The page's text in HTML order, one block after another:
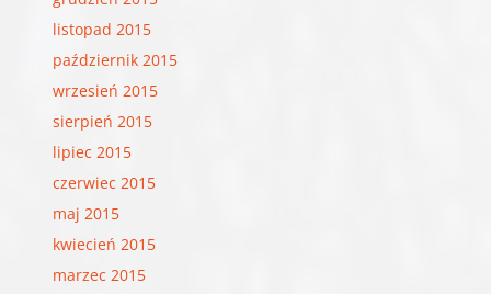
listopad 2015
październik 2015
wrzesień 2015
sierpień 2015
lipiec 2015
czerwiec 2015
maj 2015
kwiecień 2015
marzec 2015